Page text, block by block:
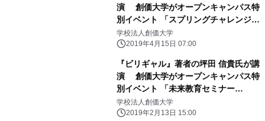
演 創価大学がオープンキャンパス特
別イベント 「スプリングチャレンジセ
ミナー」を5月4日(土・祝)開催
学校法人創価大学
2019年4月15日 07:00
『ビリギャル』著者の坪田 信貴氏が講
演 創価大学がオープンキャンパス特
別イベント 「未来教育セミナー
2019」を3月21日(木・祝)に開催！
学校法人創価大学
2019年2月13日 15:00